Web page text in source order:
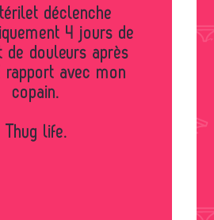
4 jours de
de douleurs après
rapport avec mon
copain.
Thug life.